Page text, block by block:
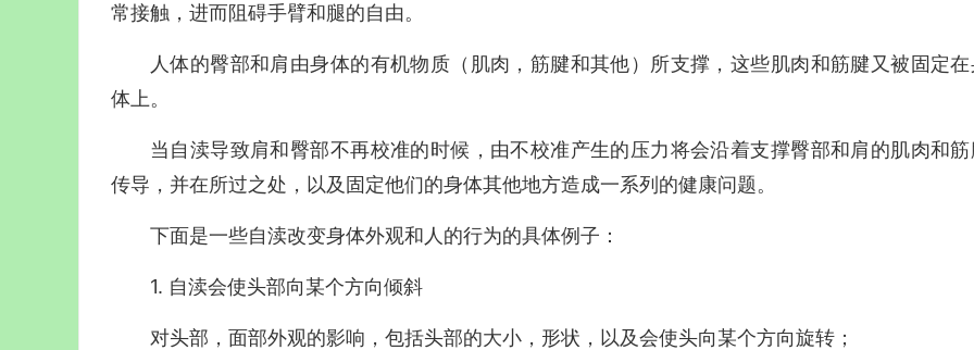
常接触，进而阻碍手臂和腿的自由。
人体的臀部和肩由身体的有机物质（肌肉，筋腱和其他）所支撑，这些肌肉和筋腱又被固定
体上。
当自渎导致肩和臀部不再校准的时候，由不校准产生的压力将会沿着支撑臀部和肩的肌肉和
传导，并在所过之处，以及固定他们的身体其他地方造成一系列的健康问题。
下面是一些自渎改变身体外观和人的行为的具体例子：
1. 自渎会使头部向某个方向倾斜
对头部，面部外观的影响，包括头部的大小，形状，以及会使头向某个方向旋转；